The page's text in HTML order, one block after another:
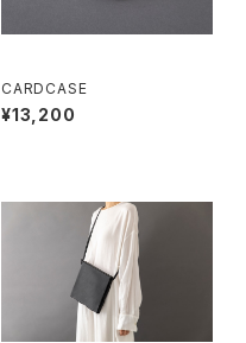
CARDCASE
¥13,200